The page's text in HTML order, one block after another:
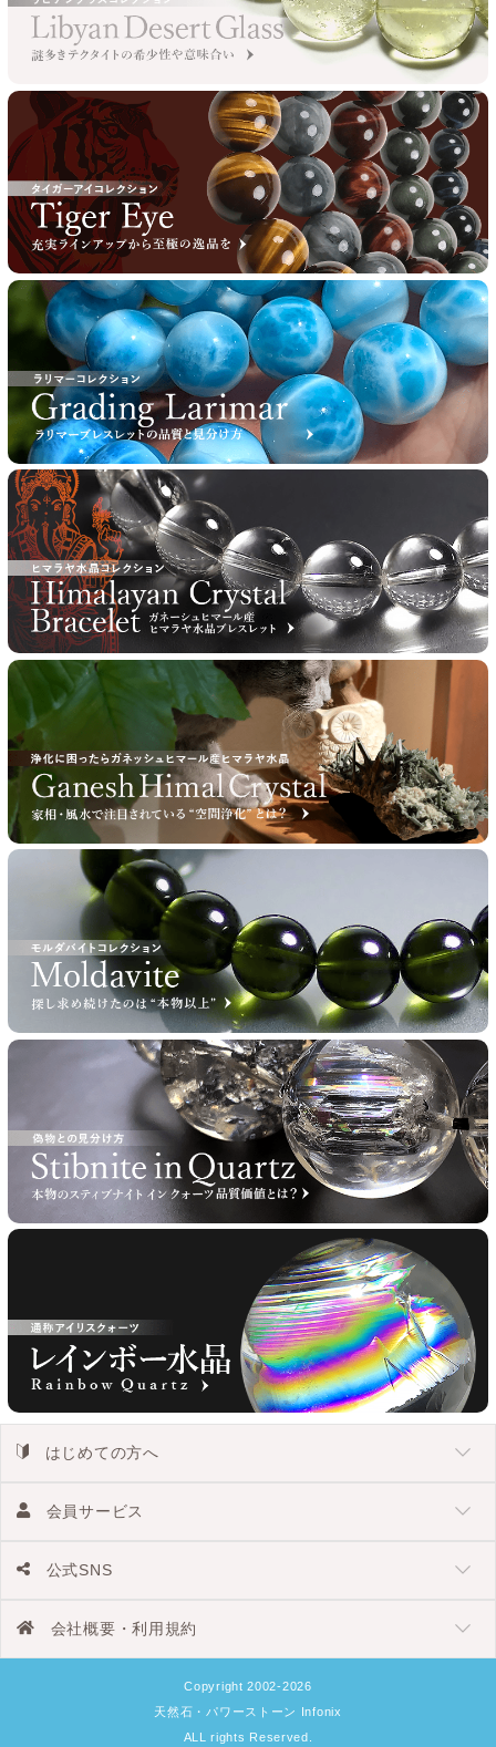
はじめての方へ
会員サービス
公式SNS
会社概要・利用規約
Copyright 2002-2026
天然石・パワーストーン Infonix
ALL rights Reserved.